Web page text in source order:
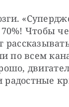
Чтобы
по всем
радостные